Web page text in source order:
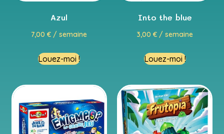
Azul
7,00€ / semaine
Louez-moi !
Into the blue
3,00€ / semaine
Louez-moi !